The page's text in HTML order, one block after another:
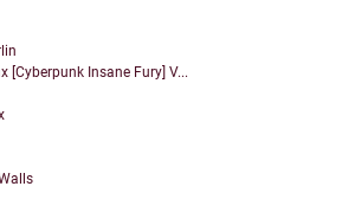
[Cyberpunk Insane Fury] V...